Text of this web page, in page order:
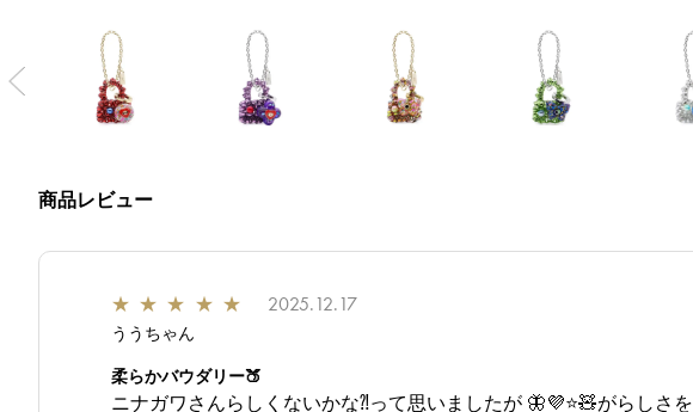
商品レビュー
★ ★ ★ ★ ★ 2025.12.17
ううちゃん
柔らかバウダリー🍑
ニナガワさんらしくないかな⁈って思いましたが 🦋💜⭐️🧸がらしさを